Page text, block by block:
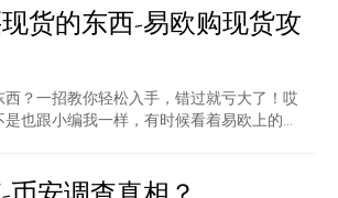
货的东西-易欧购现货攻
？一招教你轻松入手，错过就亏大了！哎
也跟小编我一样，有时候看着易欧上的...